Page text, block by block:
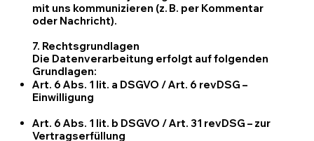
mit uns kommunizieren (z. B. per Kommentar
oder Nachricht).
7. Rechtsgrundlagen
Die Datenverarbeitung erfolgt auf folgenden
Grundlagen:
Art. 6 Abs. 1 lit. a DSGVO / Art. 6 revDSG –
Einwilligung
Art. 6 Abs. 1 lit. b DSGVO / Art. 31 revDSG – zur
Vertragserfüllung